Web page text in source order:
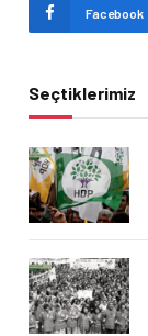
Facebook
Seçtiklerimiz